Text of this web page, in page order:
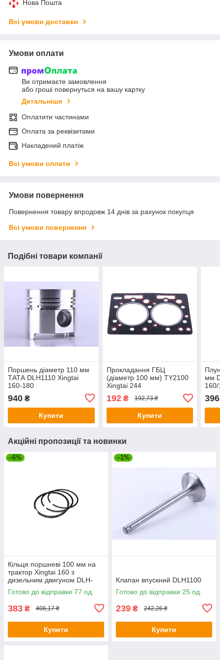
Нова Пошта
Всі умови доставки
Умови оплати
Ви отримаєте замовлення
або гроші повернуться на вашу картку
Детальніше
Оплатити частинами
Оплата за реквізитами
Накладений платіж
Всі умови оплати
Умови повернення
Повернення товару впродовж 14 днів за рахунок покупця
Всі умови повернення
Подібні товари компанії
Поршень діаметр 110 мм
ТАТА DLH1110 Xingtai
160-180
940 ₴
Купити
Прокладання ГБЦ
(діаметр 100 мм) TY2100
Xingtai 244
192₴ 192,73 ₴
Купити
мм
396
Акційні пропозиції та новинки
–6%
Кільця поршневі 100 мм на
трактор Xingtai 160 з
дизельним двигуном DLH-
1100, к-т на 1 поршень, тип 2
Готово до відправки 77 од.
383 ₴ 406,17 ₴
Купити
–1%
Клапан впускний DLH1100
Готово до відправки 25 од.
239 ₴ 242,26 ₴
Купити